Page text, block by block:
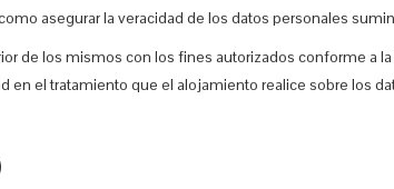
asegurar la veracidad de los datos personales
de los mismos con los fines autorizados conforme a
el tratamiento que el alojamiento realice sobre los